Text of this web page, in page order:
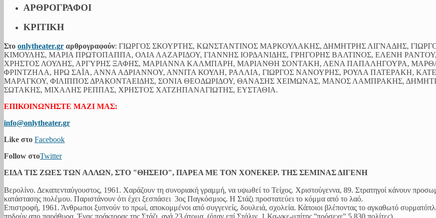
ΑΡΘΡΟΓΡΑΦΟΙ
ΚΡΙΤΙΚΗ
Στο onlytheater.gr αρθρογραφούν: ΓΙΩΡΓΟΣ ΣΚΟΥΡΤΗΣ, ΚΩΝΣΤΑΝΤΙΝΟΣ ΜΑΡΚΟΥΛΑΚΗΣ, ΔΗΜΗΤΡΗΣ ΛΙΓΝΑΔΗΣ,
ΚΙΜΟΥΛΗΣ, ΜΑΡΙΑ ΠΡΩΤΟΠΑΠΠΑ, ΟΛΙΑ ΛΑΖΑΡΙΔΟΥ, ΓΙΑΝΝΗΣ ΙΟΡΔΑΝΙΔΗΣ, ΓΡΗΓΟΡΗΣ ΒΑΛΤΙΝΟΣ, ΕΛΕΝΗ ΡΑΝΤΟΥ,
ΧΡΗΣΤΟΣ ΛΟΥΛΗΣ, ΑΡΓΥΡΗΣ ΞΑΦΗΣ, ΜΑΡΙΑΝΝΑ ΚΑΛΜΠΑΡΗ, ΜΑΡΙΑΝΘΗ ΣΟΝΤΑΚΗ, ΛΕΝΑ ΠΑΠΑΛΗΓΟΥΡΑ,
ΦΡΙΝΤΖΗΛΑ, ΗΡΩ ΣΑΪΑ, ΑΝΝΑ ΑΔΡΙΑΝΝΟΥ, ΑΝΝΙΤΑ ΚΟΥΛΗ, ΡΑΛΛΙΑ, ΓΙΩΡΓΟΣ ΝΑΝΟΥΡΗΣ, ΡΟΥΛΑ ΠΑΤΕΡΑΚΗ,
ΜΑΡΑΓΚΟΥ, ΦΙΛΙΠΠΟΣ ΔΡΑΚΟΝΤΑΕΙΔΗΣ, ΣΟΝΙΑ ΘΕΟΔΩΡΙΔΟΥ, ΘΑΝΑΣΗΣ ΧΕΙΜΩΝΑΣ, ΜΑΝΟΣ ΛΑΜΠΡΑΚΗΣ,
ΣΩΤΑΚΗΣ, ΜΙΧΑΛΗΣ ΡΕΠΠΑΣ, ΧΡΗΣΤΟΣ ΧΑΤΖΗΠΑΝΑΓΙΩΤΗΣ, ΕΥΣΤΑΘΙΑ.
ΕΠΙΚΟΙΝΩΝΗΣΤΕ ΜΑΖΙ ΜΑΣ:
info@onlytheater.gr
Like στο Facebook
Follow στοTwitter
ΕΙΔΑ ΤΙΣ ΖΩΕΣ ΤΩΝ ΑΛΛΩΝ, ΣΤΟ "ΘΗΣΕΙΟ", ΠΑΡΕΑ ΜΕ ΤΟΝ ΧΟΝΕΚΕΡ. ΤΗΣ ΣΕΜΙΝΑΣ ΔΙΓΕΝΗ
Βερολίνο. Δεκαπενταύγουστος, 1961. Χαράζουν τη συνοριακή γραμμή, να υψωθεί το Τείχος. Χριστούγεννα, 89. Στρατηγοί κάνουν
κατάστασης πολέμου. Παριστάνουν ότι έχει ξεσπάσει 3ος Παγκόσμιος. Η Στάζι προστατεύει το κόμμα από το λαό.
Επιστροφή, 1961. Άνθρωποι ξυπνούν το πρωί, αποκομμένοι από συγγενείς, δουλειά, σχολεία. Κάποιοι βλέποντας το αγκαθωτό
πηδούν απο παράθυρα. Ένας πράκτορας της Στάζι, ανά 23 άτομα. (όταν επί Στάλιν, 1 Κα-γκε-μπίτης ''πρόσεχε'' 5.830 πολίτες)